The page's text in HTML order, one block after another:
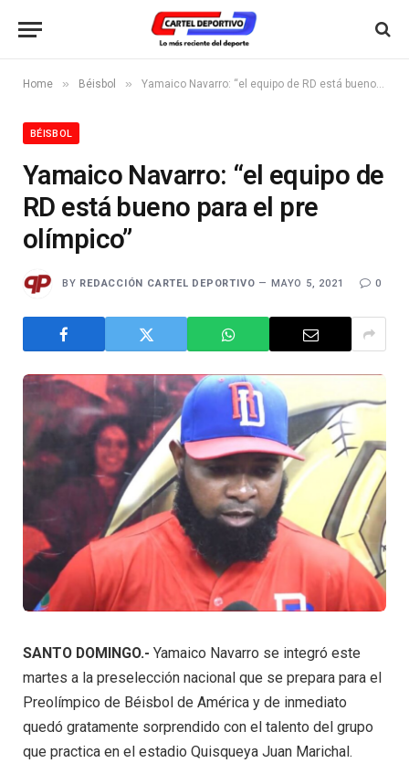
Home » Béisbol » Yamaico Navarro: “el equipo de RD está bueno para el pre olímpico”
BÉISBOL
Yamaico Navarro: “el equipo de
RD está bueno para el pre
olímpico”
BY REDACCIÓN CARTEL DEPORTIVO MAYO 5, 2021 0
SANTO DOMINGO.- Yamaico Navarro se integró este
martes a la preselección nacional que se prepara para el
Preolímpico de Béisbol de América y de inmediato
quedó gratamente sorprendido con el talento del grupo
que practica en el estadio Quisqueya Juan Marichal.